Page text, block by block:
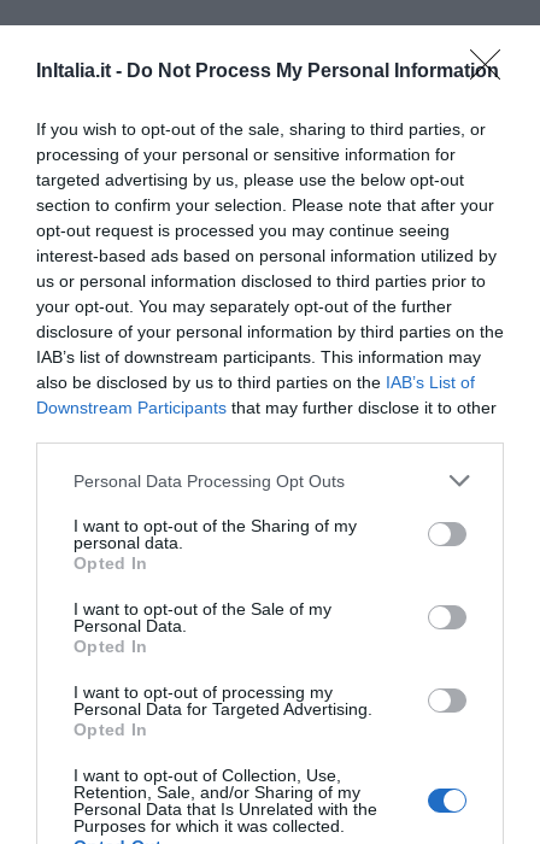
InItalia.it - Do Not Process My Personal Information
If you wish to opt-out of the sale, sharing to third parties, or
processing of your personal or sensitive information for
targeted advertising by us, please use the below opt-out
section to confirm your selection. Please note that after your
opt-out request is processed you may continue seeing
interest-based ads based on personal information utilized by
us or personal information disclosed to third parties prior to
your opt-out. You may separately opt-out of the further
disclosure of your personal information by third parties on the
IAB’s list of downstream participants. This information may
also be disclosed by us to third parties on the IAB’s List of
Downstream Participants that may further disclose it to other
Personal Data Processing Opt Outs
I want to opt-out of the Sharing of my
personal data.
Opted In
I want to opt-out of the Sale of my
Personal Data.
Opted In
I want to opt-out of processing my
Personal Data for Targeted Advertising.
Opted In
I want to opt-out of Collection, Use,
Retention, Sale, and/or Sharing of my
Personal Data that Is Unrelated with the
Purposes for which it was collected.
Molise Zurück zum Seitenanfang
Piemont Zurück zum Seitenanfang
Haustierfreundliche Hotels in Asti
Haustierfreundliche Hotels in Novara
Arona
Orta San Giulio
Haustierfreundliche Hotels in Torino
Bardonecchia
Haustierfreundliche Hotels in Verbano-Cusio-Ossola
Baveno
Stresa
Haustierfreundliche Hotels in Bari
Monopoli
Haustierfreundliche Hotels in Brindisi
Fasano
Ostuni
Peschici
Rodi Garganico
San Giovanni Rotondo
Haustierfreundliche Hotels in Lecce
Porto Cesareo
Santa Cesarea Terme